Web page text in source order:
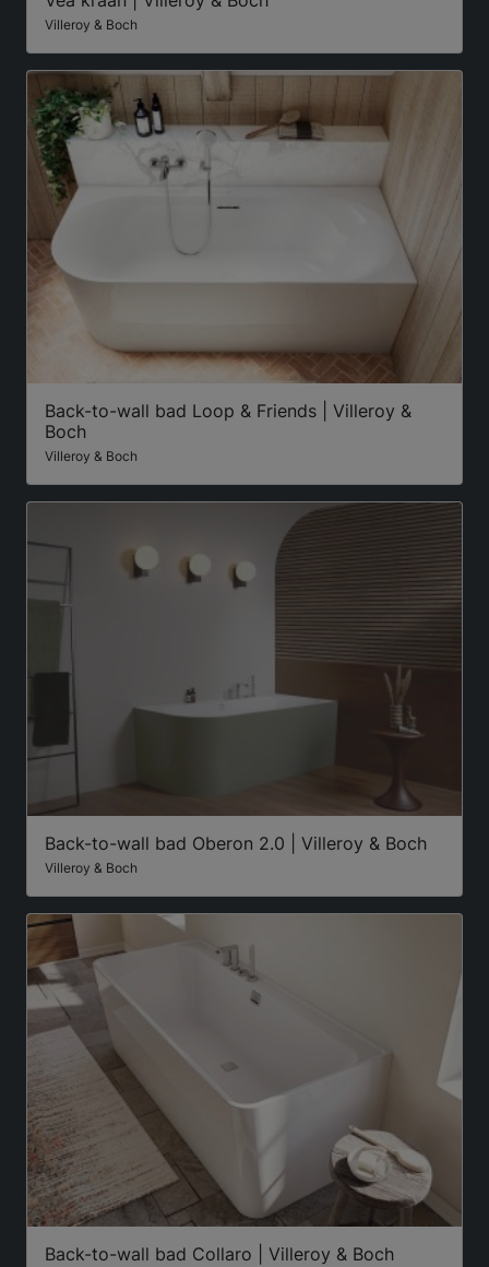
Villeroy & Boch
Back-to-wall bad Loop & Friends | Villeroy &
Boch
Villeroy & Boch
Back-to-wall bad Oberon 2.0 | Villeroy & Boch
Villeroy & Boch
Back-to-wall bad Collaro | Villeroy & Boch